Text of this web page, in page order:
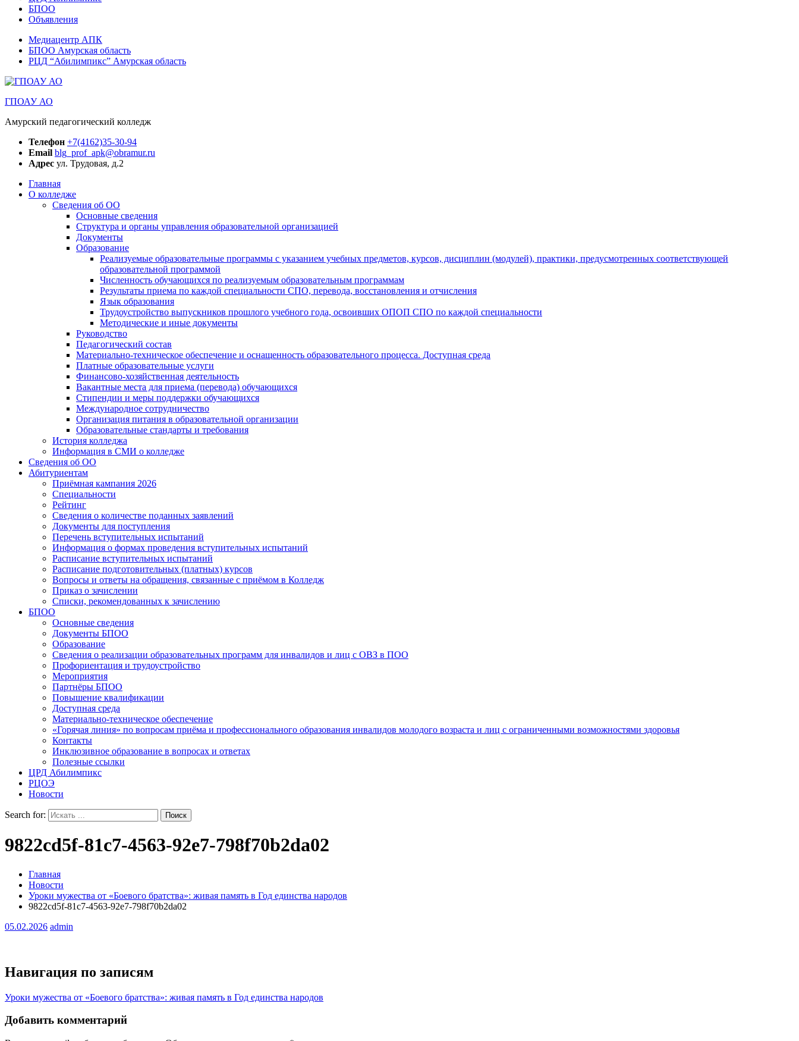
БПОО
Объявления
Медиацентр АПК
БПОО Амурская область
РЦД “Абилимпикс” Амурская область
ГПОАУ АО
Амурский педагогический колледж
Телефон +7(4162)35-30-94
Email blg_prof_apk@obramur.ru
Адрес ул. Трудовая, д.2
Главная
О колледже
Сведения об ОО
Основные сведения
Структура и органы управления образовательной организацией
Документы
Образование
Реализуемые образовательные программы с указанием учебных предметов, курсов, дисциплин (модулей), практики, предусмотренных соответствующей
образовательной программой
Численность обучающихся по реализуемым образовательным программам
Результаты приема по каждой специальности СПО, перевода, восстановления и отчисления
Язык образования
Трудоустройство выпускников прошлого учебного года, освоивших ОПОП СПО по каждой специальности
Методические и иные документы
Руководство
Педагогический состав
Материально-техническое обеспечение и оснащенность образовательного процесса. Доступная среда
Платные образовательные услуги
Финансово-хозяйственная деятельность
Вакантные места для приема (перевода) обучающихся
Стипендии и меры поддержки обучающихся
Международное сотрудничество
Организация питания в образовательной организации
Образовательные стандарты и требования
История колледжа
Информация в СМИ о колледже
Сведения об ОО
Абитуриентам
Приёмная кампания 2026
Специальности
Рейтинг
Сведения о количестве поданных заявлений
Документы для поступления
Перечень вступительных испытаний
Информация о формах проведения вступительных испытаний
Расписание вступительных испытаний
Расписание подготовительных (платных) курсов
Вопросы и ответы на обращения, связанные с приёмом в Колледж
Приказ о зачислении
Списки, рекомендованных к зачислению
БПОО
Основные сведения
Документы БПОО
Образование
Сведения о реализации образовательных программ для инвалидов и лиц с ОВЗ в ПОО
Профориентация и трудоустройство
Мероприятия
Партнёры БПОО
Повышение квалификации
Доступная среда
Материально-техническое обеспечение
«Горячая линия» по вопросам приёма и профессионального образования инвалидов молодого возраста и лиц с ограниченными возможностями здоровья
Контакты
Инклюзивное образование в вопросах и ответах
Полезные ссылки
ЦРД Абилимпикс
РЦОЭ
Новости
Search for:
9822cd5f-81c7-4563-92e7-798f70b2da02
Главная
Новости
Уроки мужества от «Боевого братства»: живая память в Год единства народов
9822cd5f-81c7-4563-92e7-798f70b2da02
05.02.2026 admin
Навигация по записям
Уроки мужества от «Боевого братства»: живая память в Год единства народов
Добавить комментарий